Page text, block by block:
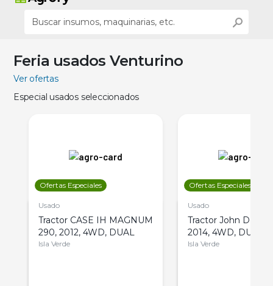
Feria usados Venturino
Ver ofertas
Especial usados seleccionados
Ofertas Especiales
Usado
Tractor CASE IH MAGNUM
290, 2012, 4WD, DUAL
Isla Verde
Ofertas Especiales
Usado
Tractor John Deere
2014, 4WD, DUAL
Isla Verde